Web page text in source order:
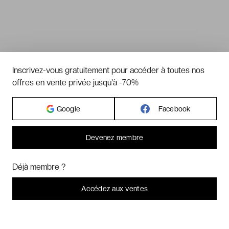
Inscrivez-vous gratuitement pour accéder à toutes nos
offres en vente privée jusqu'à -70%
Google Facebook
Devenez membre
Déjà membre ?
Accédez aux ventes
Marketing? Vous pouvez toujours modifier ou retirer votre
Je refuse C'est bon.